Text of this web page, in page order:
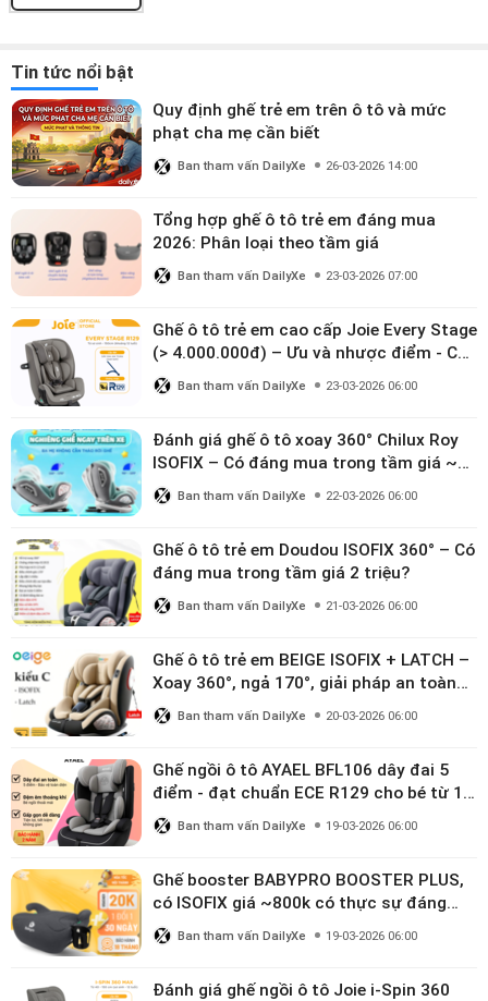
Tin tức nổi bật
Quy định ghế trẻ em trên ô tô và mức
phạt cha mẹ cần biết
Ban tham vấn DailyXe 26-03-2026 14:00
Tổng hợp ghế ô tô trẻ em đáng mua
2026: Phân loại theo tầm giá
Ban tham vấn DailyXe 23-03-2026 07:00
Ghế ô tô trẻ em cao cấp Joie Every Stage
(> 4.000.000đ) – Ưu và nhược điểm - Có
đáng đầu tư cho bé từ 0–12 tuổi?
Ban tham vấn DailyXe 23-03-2026 06:00
Đánh giá ghế ô tô xoay 360° Chilux Roy
ISOFIX – Có đáng mua trong tầm giá ~3
triệu
Ban tham vấn DailyXe 22-03-2026 06:00
Ghế ô tô trẻ em Doudou ISOFIX 360° – Có
đáng mua trong tầm giá 2 triệu?
Ban tham vấn DailyXe 21-03-2026 06:00
Ghế ô tô trẻ em BEIGE ISOFIX + LATCH –
Xoay 360°, ngả 170°, giải pháp an toàn
linh hoạt cho bé 0–10 tuổi
Ban tham vấn DailyXe 20-03-2026 06:00
Ghế ngồi ô tô AYAEL BFL106 dây đai 5
điểm - đạt chuẩn ECE R129 cho bé từ 1–
10 tuổi
Ban tham vấn DailyXe 19-03-2026 06:00
Ghế booster BABYPRO BOOSTER PLUS,
có ISOFIX giá ~800k có thực sự đáng
mua?
Ban tham vấn DailyXe 19-03-2026 06:00
Đánh giá ghế ngồi ô tô Joie i-Spin 360